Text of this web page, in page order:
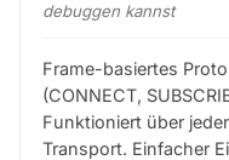
debuggen kannst
Frame-basiertes
(CONNECT,
Funktioniert über
Transport. Einfacher